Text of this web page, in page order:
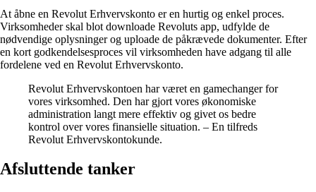
At åbne en Revolut Erhvervskonto er en hurtig og enkel proces.
Virksomheder skal blot downloade Revoluts app, udfylde de
nødvendige oplysninger og uploade de påkrævede dokumenter. Efter
en kort godkendelsesproces vil virksomheden have adgang til alle
fordelene ved en Revolut Erhvervskonto.
Revolut Erhvervskontoen har været en gamechanger for
vores virksomhed. Den har gjort vores økonomiske
administration langt mere effektiv og givet os bedre
kontrol over vores finansielle situation. – En tilfreds
Revolut Erhvervskontokunde.
Afsluttende tanker